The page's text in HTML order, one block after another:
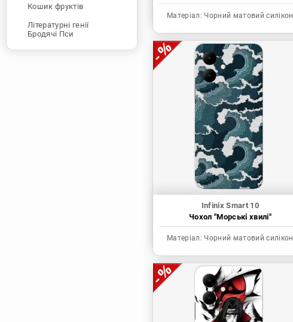
Матеріал: Чорний матовий силікон
Infinix Smart 10
Чохол "Морські хвилі"
Матеріал: Чорний матовий силікон
Кошик фруктів
Літературні генії
Бродячі Пси
Людина-бензопила